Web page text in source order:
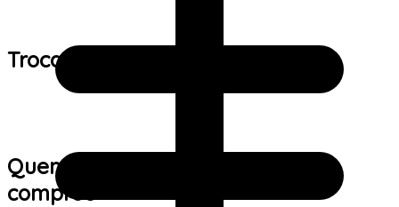
Trocas e devoluções:
Quem viu este produto também
comprou